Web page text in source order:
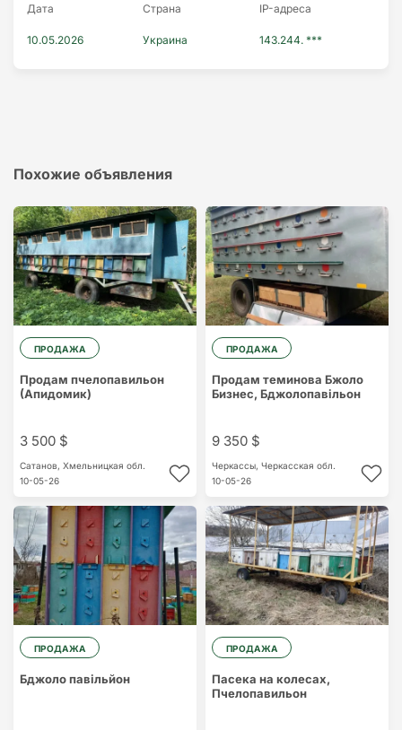
Дата Страна IP-адресa
10.05.2026 Украина 143.244. ***
Похожие объявления
ПРОДАЖА
Продам пчелопавильон
(Апидомик)
3 500 $
Сатанов, Хмельницкая обл.
10-05-26
ПРОДАЖА
Продам теминова Бжоло
Бизнес, Бджолопавільон
9 350 $
Черкассы, Черкасская обл.
10-05-26
ПРОДАЖА
Бджоло павільйон
ПРОДАЖА
Пасека на колесах,
Пчелопавильон